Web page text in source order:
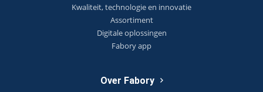
Kwaliteit, technologie en innovatie
Assortiment
Digitale oplossingen
Fabory app
Over Fabory